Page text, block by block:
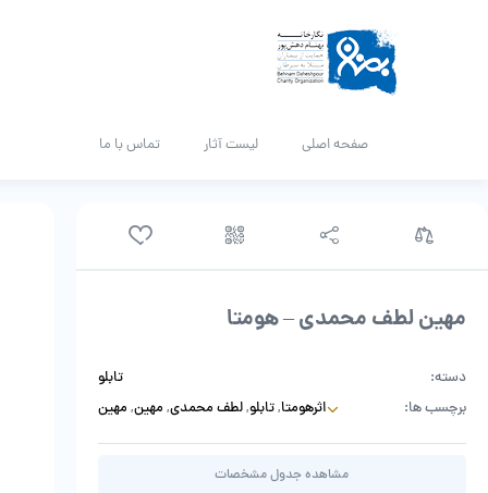
صفحه اصلی لیست آثار تماس با ما
مهین لطف محمدی – هومتا
دسته:
تابلو
برچسب ها:
اثرهومتا,تابلو,لطف محمدی, مهین, مهین
لطف محمدی,نقاشی,هومتا
مشاهده جدول مشخصات